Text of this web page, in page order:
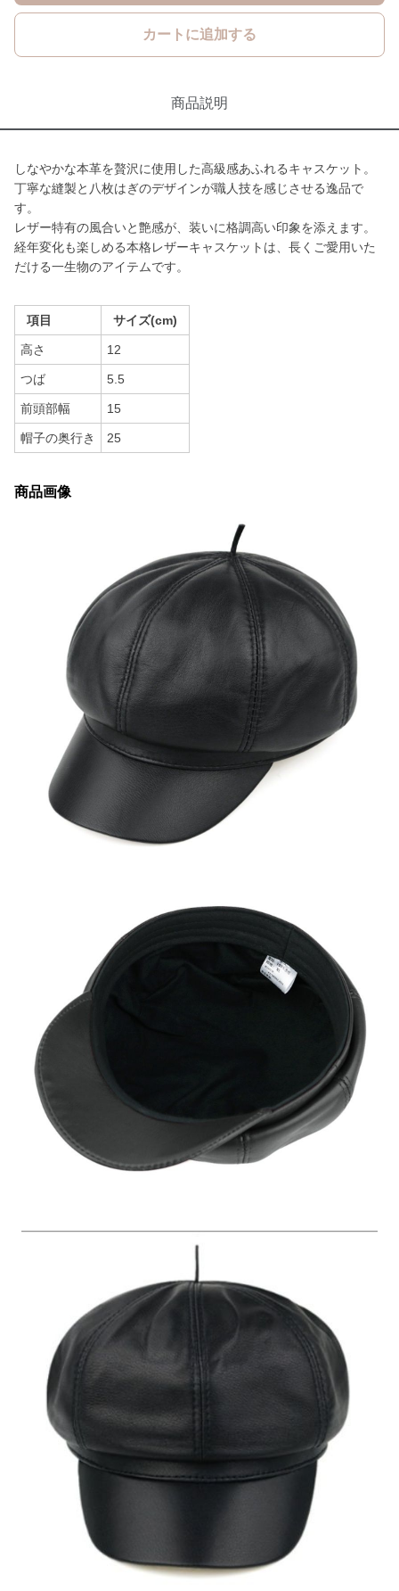
カートに追加する
商品説明
しなやかな本革を贅沢に使用した高級感あふれるキャスケット。
丁寧な縫製と八枚はぎのデザインが職人技を感じさせる逸品で
す。
レザー特有の風合いと艶感が、装いに格調高い印象を添えます。
経年変化も楽しめる本格レザーキャスケットは、長くご愛用いた
だける一生物のアイテムです。
項目 サイズ(cm)
高さ 12
つば 5.5
前頭部幅 15
帽子の奥行き 25
商品画像